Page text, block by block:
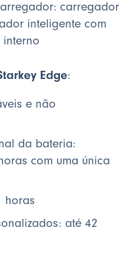
carregador
inteligente com
Edge:
e não
da bateria:
com uma única
horas
até 42